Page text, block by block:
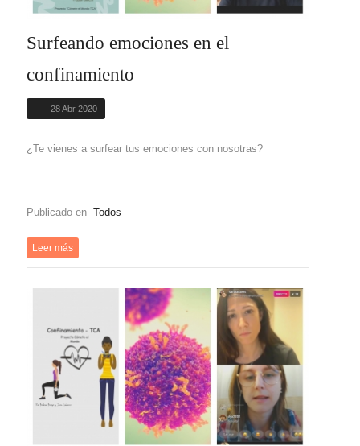
Surfeando emociones en el
confinamiento
28 Abr 2020
¿Te vienes a surfear tus emociones con nosotras?
Publicado en Todos
Leer más